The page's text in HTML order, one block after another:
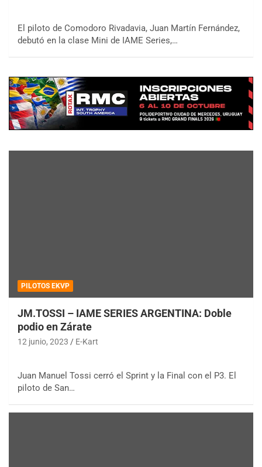
El piloto de Comodoro Rivadavia, Juan Martín Fernández,
debutó en la clase Mini de IAME Series,…
PILOTOS EKVP
JM.TOSSI – IAME SERIES ARGENTINA: Doble
podio en Zárate
12 junio, 2023 E-Kart
Juan Manuel Tossi cerró el Sprint y la Final con el P3. El
piloto de San…